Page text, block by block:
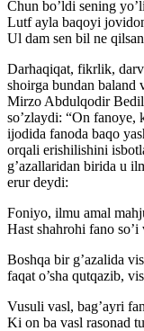
Chun bo’ldi sening
Lutf ayla baqoyi
Ul dam sen bil ne
Darhaqiqat, fikrlik,
shoirga bundan baland
Mirzo Abdulqodir
so’zlaydi: “On fanoye,
ijodida fanoda baqo
orqali erishilishini
g’azallaridan birida u
erur deydi:
Foniyo, ilmu amal
Hast shahrohi fano so’i
Boshqa bir g’azalida
faqat o’sha qutqazib,
Vusuli vasl, bag’ayri
Ki on ba vasl rasonad